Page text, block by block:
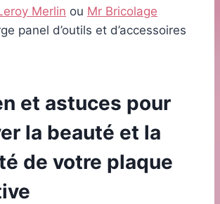
Merlin ou Mr Bricolage
panel d’outils et d’accessoires
et astuces pour
la beauté et la
de votre plaque